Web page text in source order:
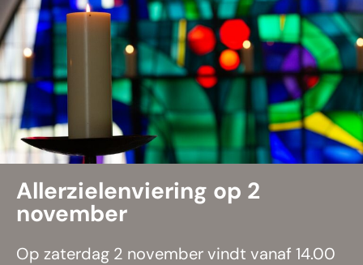
Allerzielenviering op 2
november
Op zaterdag 2 november vindt vanaf 14.00